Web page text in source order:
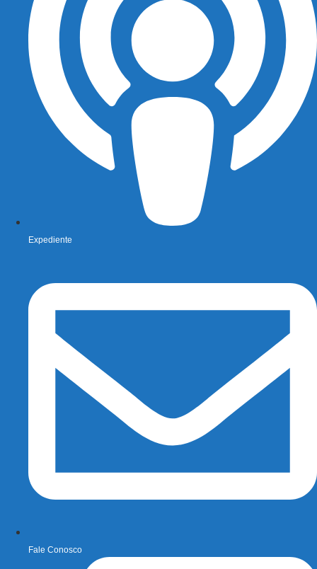
Expediente
Fale Conosco